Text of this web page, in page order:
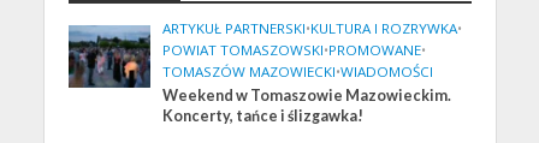
ARTYKUŁ PARTNERSKI•KULTURA I ROZRYWKA•
POWIAT TOMASZOWSKI•PROMOWANE•
TOMASZÓW MAZOWIECKI•WIADOMOŚCI
Weekend w Tomaszowie Mazowieckim.
Koncerty, tańce i ślizgawka!